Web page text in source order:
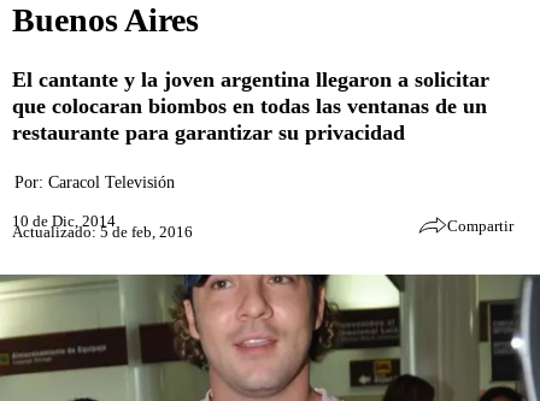
Buenos Aires
El cantante y la joven argentina llegaron a solicitar
que colocaran biombos en todas las ventanas de un
restaurante para garantizar su privacidad
Por: Caracol Televisión
10 de Dic, 2014
Actualizado: 5 de feb, 2016 Compartir